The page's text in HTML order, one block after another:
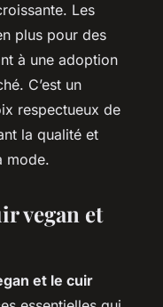
Les
plus pour des
à une adoption
C’est un
respectueux de
la qualité et
mode.
vegan et
et le cuir